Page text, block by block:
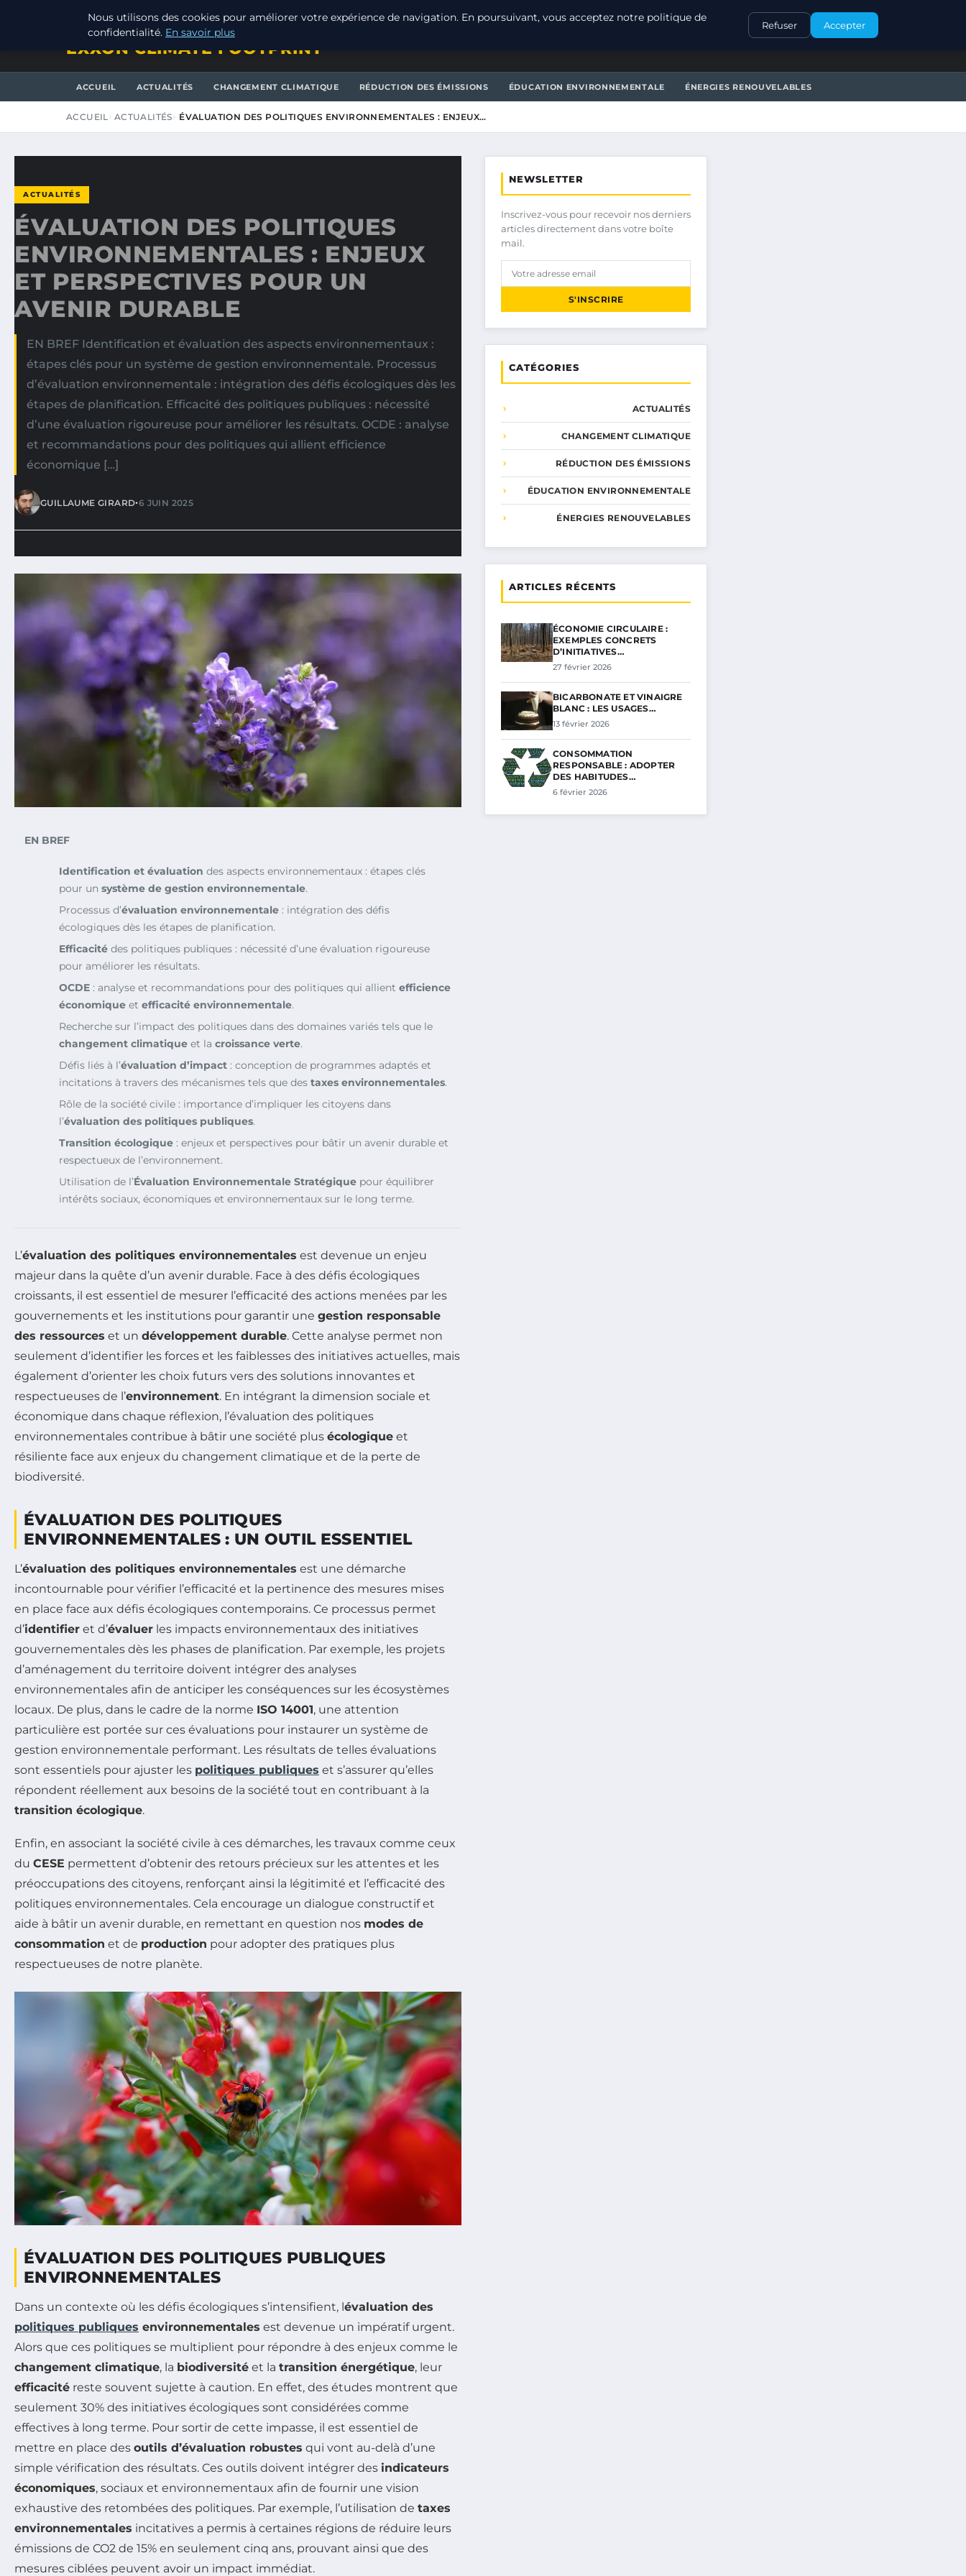
JEUDI 6 AOÛT 2026 CONTACT
EXXON CLIMATE FOOTPRINT
ACCUEIL ACTUALITÉS CHANGEMENT CLIMATIQUE RÉDUCTION DES ÉMISSIONS ÉDUCATION ENVIRONNEMENTALE ÉNERGIES RENOUVELABLES
ACCUEIL ACTUALITÉS ÉVALUATION DES POLITIQUES ENVIRONNEMENTALES : ENJEUX…
ACTUALITÉS
ÉVALUATION DES POLITIQUES
ENVIRONNEMENTALES : ENJEUX
ET PERSPECTIVES POUR UN
AVENIR DURABLE
EN BREF Identification et évaluation des aspects environnementaux :
étapes clés pour un système de gestion environnementale. Processus
d’évaluation environnementale : intégration des défis écologiques dès les
étapes de planification. Efficacité des politiques publiques : nécessité
d’une évaluation rigoureuse pour améliorer les résultats. OCDE : analyse
et recommandations pour des politiques qui allient efficience
économique […]
GUILLAUME GIRARD•6 JUIN 2025
EN BREF
Identification et évaluation des aspects environnementaux : étapes clés
pour un système de gestion environnementale.
Processus d’évaluation environnementale : intégration des défis
écologiques dès les étapes de planification.
Efficacité des politiques publiques : nécessité d’une évaluation rigoureuse
pour améliorer les résultats.
OCDE : analyse et recommandations pour des politiques qui allient efficience
économique et efficacité environnementale.
Recherche sur l’impact des politiques dans des domaines variés tels que le
changement climatique et la croissance verte.
Défis liés à l’évaluation d’impact : conception de programmes adaptés et
incitations à travers des mécanismes tels que des taxes environnementales.
Rôle de la société civile : importance d’impliquer les citoyens dans
l’évaluation des politiques publiques.
Transition écologique : enjeux et perspectives pour bâtir un avenir durable et
respectueux de l’environnement.
Utilisation de l’Évaluation Environnementale Stratégique pour équilibrer
intérêts sociaux, économiques et environnementaux sur le long terme.
L’évaluation des politiques environnementales est devenue un enjeu
majeur dans la quête d’un avenir durable. Face à des défis écologiques
croissants, il est essentiel de mesurer l’efficacité des actions menées par les
gouvernements et les institutions pour garantir une gestion responsable
des ressources et un développement durable. Cette analyse permet non
seulement d’identifier les forces et les faiblesses des initiatives actuelles, mais
également d’orienter les choix futurs vers des solutions innovantes et
respectueuses de l’environnement. En intégrant la dimension sociale et
économique dans chaque réflexion, l’évaluation des politiques
environnementales contribue à bâtir une société plus écologique et
résiliente face aux enjeux du changement climatique et de la perte de
biodiversité.
ÉVALUATION DES POLITIQUES
ENVIRONNEMENTALES : UN OUTIL ESSENTIEL
L’évaluation des politiques environnementales est une démarche
incontournable pour vérifier l’efficacité et la pertinence des mesures mises
en place face aux défis écologiques contemporains. Ce processus permet
d’identifier et d’évaluer les impacts environnementaux des initiatives
gouvernementales dès les phases de planification. Par exemple, les projets
d’aménagement du territoire doivent intégrer des analyses
environnementales afin de anticiper les conséquences sur les écosystèmes
locaux. De plus, dans le cadre de la norme ISO 14001, une attention
particulière est portée sur ces évaluations pour instaurer un système de
gestion environnementale performant. Les résultats de telles évaluations
sont essentiels pour ajuster les politiques publiques et s’assurer qu’elles
répondent réellement aux besoins de la société tout en contribuant à la
transition écologique.
Enfin, en associant la société civile à ces démarches, les travaux comme ceux
du CESE permettent d’obtenir des retours précieux sur les attentes et les
préoccupations des citoyens, renforçant ainsi la légitimité et l’efficacité des
politiques environnementales. Cela encourage un dialogue constructif et
aide à bâtir un avenir durable, en remettant en question nos modes de
consommation et de production pour adopter des pratiques plus
respectueuses de notre planète.
ÉVALUATION DES POLITIQUES PUBLIQUES
ENVIRONNEMENTALES
Dans un contexte où les défis écologiques s’intensifient, lévaluation des
politiques publiques environnementales est devenue un impératif urgent.
Alors que ces politiques se multiplient pour répondre à des enjeux comme le
changement climatique, la biodiversité et la transition énergétique, leur
efficacité reste souvent sujette à caution. En effet, des études montrent que
seulement 30% des initiatives écologiques sont considérées comme
effectives à long terme. Pour sortir de cette impasse, il est essentiel de
mettre en place des outils d’évaluation robustes qui vont au-delà d’une
simple vérification des résultats. Ces outils doivent intégrer des indicateurs
économiques, sociaux et environnementaux afin de fournir une vision
exhaustive des retombées des politiques. Par exemple, l’utilisation de taxes
environnementales incitatives a permis à certaines régions de réduire leurs
émissions de CO2 de 15% en seulement cinq ans, prouvant ainsi que des
mesures ciblées peuvent avoir un impact immédiat.
NEWSLETTER
Inscrivez-vous pour recevoir nos derniers
articles directement dans votre boîte
mail.
S'INSCRIRE
CATÉGORIES
ACTUALITÉS
CHANGEMENT CLIMATIQUE
RÉDUCTION DES ÉMISSIONS
ÉDUCATION ENVIRONNEMENTALE
ÉNERGIES RENOUVELABLES
ARTICLES RÉCENTS
ÉCONOMIE CIRCULAIRE :
EXEMPLES CONCRETS
D’INITIATIVES…
27 février 2026
BICARBONATE ET VINAIGRE
BLANC : LES USAGES…
13 février 2026
CONSOMMATION
RESPONSABLE : ADOPTER
DES HABITUDES…
6 février 2026
Nous utilisons des cookies pour améliorer votre expérience de navigation. En poursuivant, vous acceptez notre politique de
confidentialité. En savoir plus
Refuser Accepter